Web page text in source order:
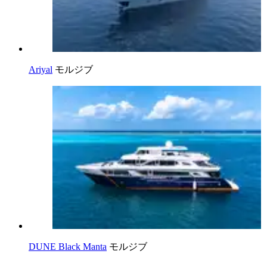
Ariyal モルジブ
DUNE Black Manta モルジブ